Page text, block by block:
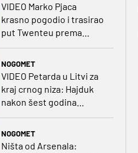
VIDEO Marko Pjaca
krasno pogodio i trasirao
put Twenteu prema
važnoj pobjedi
NOGOMET
VIDEO Petarda u Litvi za
kraj crnog niza: Hajduk
nakon šest godina
NOGOMET
Ništa od Arsenala: